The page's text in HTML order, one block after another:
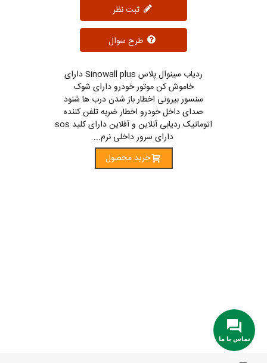
ثبت نظر
ردیاب سینوال پلاس Sinowall plus دارای
خاموش کن موتور خودرو دارای شوک
سنسور بیرونی اخطار باز شدن درب ها شنود
صدای داخل خودرو اخطار ضربه تلفن کننده
اتوماتیک ردیابی آنلاین و آفلاین دارای کلید sos
دارای سرور داخلی نرم...
خرید محصول
تماس با ما